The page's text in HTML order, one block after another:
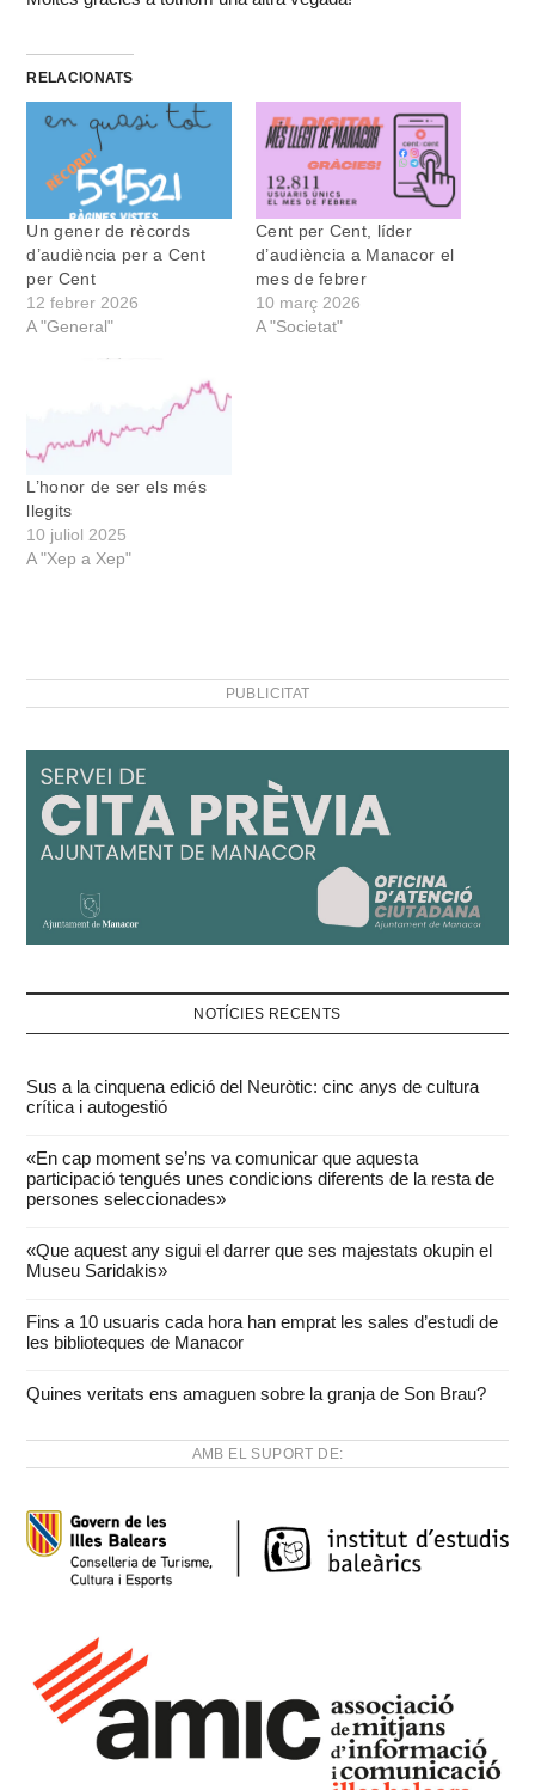
RELACIONATS
Un gener de rècords
d’audiència per a Cent
per Cent
12 febrer 2026
A "General"
Cent per Cent, líder
d’audiència a Manacor el
mes de febrer
10 març 2026
A "Societat"
L’honor de ser els més
llegits
10 juliol 2025
A "Xep a Xep"
PUBLICITAT
NOTÍCIES RECENTS
Sus a la cinquena edició del Neuròtic: cinc anys de cultura
crítica i autogestió
«En cap moment se’ns va comunicar que aquesta
participació tengués unes condicions diferents de la resta de
persones seleccionades»
«Que aquest any sigui el darrer que ses majestats okupin el
Museu Saridakis»
Fins a 10 usuaris cada hora han emprat les sales d’estudi de
les biblioteques de Manacor
Quines veritats ens amaguen sobre la granja de Son Brau?
AMB EL SUPORT DE: